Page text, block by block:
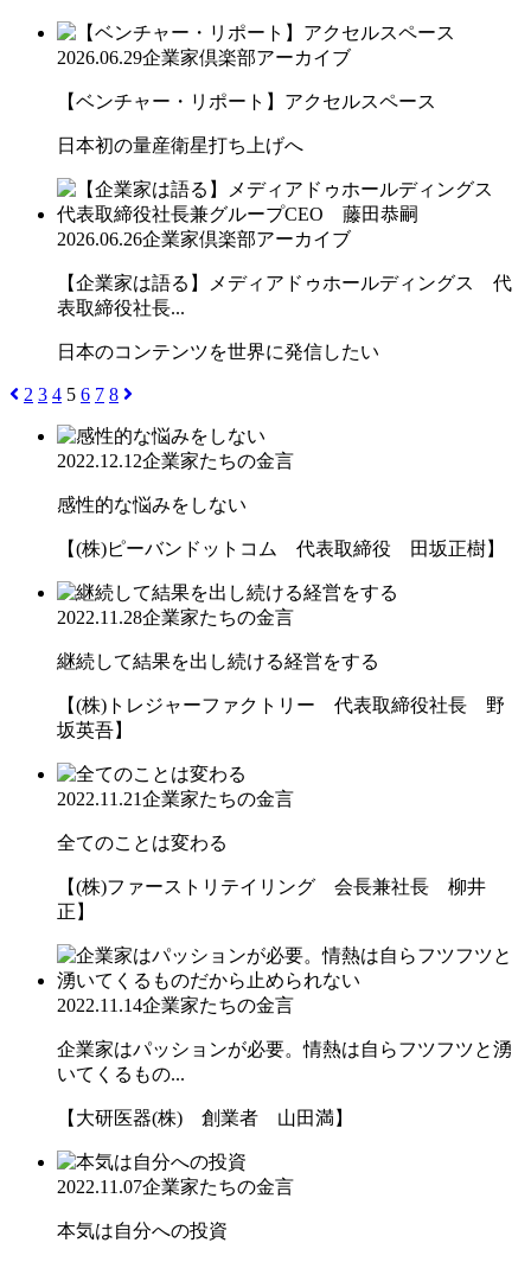
2026.06.29企業家倶楽部アーカイブ
【ベンチャー・リポート】アクセルスペース
日本初の量産衛星打ち上げへ
2026.06.26企業家倶楽部アーカイブ
【企業家は語る】メディアドゥホールディングス 代
表取締役社長...
日本のコンテンツを世界に発信したい
2 3 4 5 6 7 8
2022.12.12企業家たちの金言
感性的な悩みをしない
【(株)ピーバンドットコム 代表取締役 田坂正樹】
2022.11.28企業家たちの金言
継続して結果を出し続ける経営をする
【(株)トレジャーファクトリー 代表取締役社長 野
坂英吾】
2022.11.21企業家たちの金言
全てのことは変わる
【(株)ファーストリテイリング 会長兼社長 柳井
正】
2022.11.14企業家たちの金言
企業家はパッションが必要。情熱は自らフツフツと湧
いてくるもの...
【大研医器(株) 創業者 山田満】
2022.11.07企業家たちの金言
本気は自分への投資